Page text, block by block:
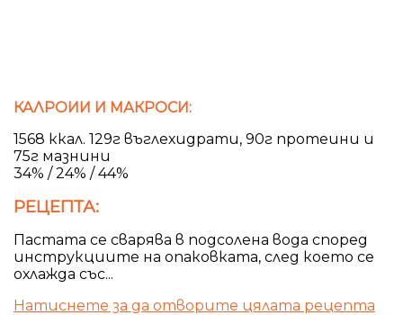
КАЛРОИИ И МАКРОСИ:
1568 ккал. 129г въглехидрати, 90г протеини и
75г мазнини
34% / 24% / 44%
РЕЦЕПТА:
Пастата се сварява в подсолена вода според
инструкциите на опаковката, след което се
охлажда със...
Натиснете за да отворите цялата рецепта